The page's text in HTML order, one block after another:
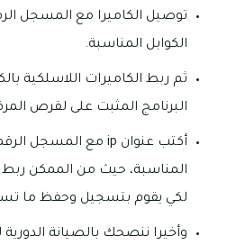
الكوابل المناسبة.
ثم ربط الكاميرات اللاسلكية
البرنامج المثبت على لقرص
المناسبة، حيث من الممكن
لكي يقوم بتسجيل وحفظ ما
وأخيرا ننصحك بالصيانة الدورية